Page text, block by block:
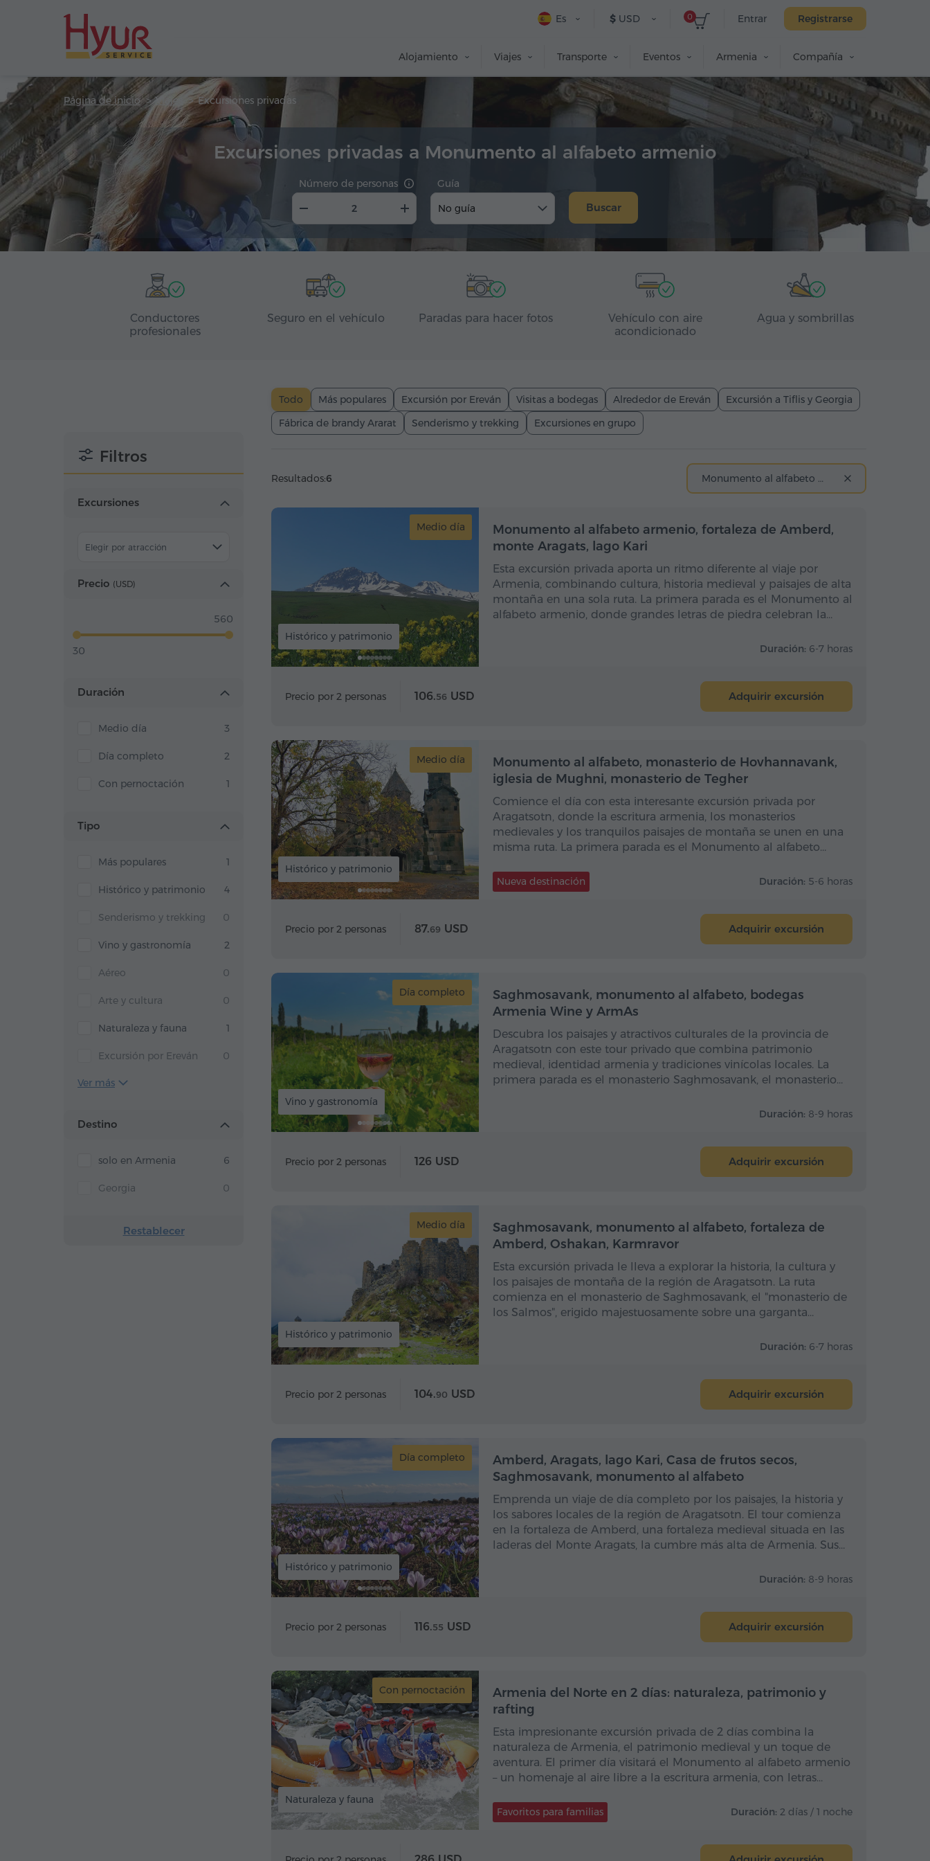
Entrar Registrarse
0
$ USD
Es
Alojamiento Viajes Transporte Eventos Armenia Compañía
Página de inicio Viajes Excursiones privadas
Excursiones privadas a Monumento al alfabeto armenio
Número de personas
Guía
No guía
Buscar
Conductores
profesionales
Seguro en el vehículo Paradas para hacer fotos
Vehículo con aire
acondicionado
Agua y sombrillas
Filtros
Excursiones
Elegir por atracción
Precio (USD)
30
560
Duración
Medio día 3
Día completo 2
Con pernoctación 1
Tipo
Más populares 1
Histórico y patrimonio 4
Senderismo y trekking 0
Vino y gastronomía 2
Aéreo 0
Arte y cultura 0
Naturaleza y fauna 1
Excursión por Ereván 0
Ver más
Destino
solo en Armenia 6
Georgia 0
Restablecer
Todo Más populares Excursión por Ereván Visitas a bodegas Alrededor de Ereván
Excursión a Tiflis y Georgia
Fábrica de brandy Ararat
Senderismo y trekking Excursiones en grupo
Resultados:6 Monumento al alfabeto armenio
Medio día Medio día
Histórico y patrimonio
Monumento al alfabeto armenio, fortaleza de Amberd,
monte Aragats, lago Kari
Esta excursión privada aporta un ritmo diferente al viaje por
Armenia, combinando cultura, historia medieval y paisajes de alta
montaña en una sola ruta. La primera parada es el Monumento al
alfabeto armenio, donde grandes letras de piedra celebran la…
Duración: 6-7 horas
Precio por 2 personas 106.56 USD Adquirir excursión
Medio día Medio día Medio día
Histórico y patrimonio
Monumento al alfabeto, monasterio de Hovhannavank,
iglesia de Mughni, monasterio de Tegher
Comience el día con esta interesante excursión privada por
Aragatsotn, donde la escritura armenia, los monasterios
medievales y los tranquilos paisajes de montaña se unen en una
misma ruta. La primera parada es el Monumento al alfabeto…
Nueva destinación Duración: 5-6 horas
Precio por 2 personas 87.69 USD Adquirir excursión
Día completo Día completo
Vino y gastronomía
Saghmosavank, monumento al alfabeto, bodegas
Armenia Wine y ArmAs
Descubra los paisajes y atractivos culturales de la provincia de
Aragatsotn con este tour privado que combina patrimonio
medieval, identidad armenia y tradiciones vinícolas locales. La
primera parada es el monasterio Saghmosavank, el monasterio…
Duración: 8-9 horas
Precio por 2 personas 126 USD Adquirir excursión
Medio día Medio día
Histórico y patrimonio
Saghmosavank, monumento al alfabeto, fortaleza de
Amberd, Oshakan, Karmravor
Esta excursión privada le lleva a explorar la historia, la cultura y
los paisajes de montaña de la región de Aragatsotn. La ruta
comienza en el monasterio de Saghmosavank, el "monasterio de
los Salmos", erigido majestuosamente sobre una garganta…
Duración: 6-7 horas
Precio por 2 personas 104.90 USD Adquirir excursión
Día completo Día completo
Histórico y patrimonio
Amberd, Aragats, lago Kari, Casa de frutos secos,
Saghmosavank, monumento al alfabeto
Emprenda un viaje de día completo por los paisajes, la historia y
los sabores locales de la región de Aragatsotn. El tour comienza
en la fortaleza de Amberd, una fortaleza medieval situada en las
laderas del Monte Aragats, la cumbre más alta de Armenia. Sus…
Duración: 8-9 horas
Precio por 2 personas 116.55 USD Adquirir excursión
Con pernoctación Con pernoctación Con pernoctación
Naturaleza y fauna
Armenia del Norte en 2 días: naturaleza, patrimonio y
rafting
Esta impresionante excursión privada de 2 días combina la
naturaleza de Armenia, el patrimonio medieval y un toque de
aventura. El primer día visitará el Monumento al alfabeto armenio
– un homenaje al aire libre a la escritura armenia, con letras…
Favoritos para familias Duración: 2 días / 1 noche